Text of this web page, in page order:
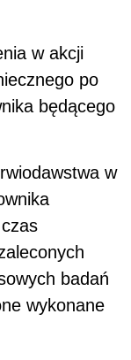
w akcji
po
będącego
w
badań
wykonane